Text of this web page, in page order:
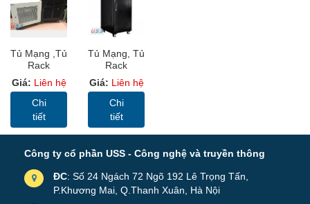
Tủ Mạng ,Tủ
Rack
Cabinet
10U-D600-
USS Rack
10U600
Giá: Liên hệ
Chi
tiết
Tủ Mạng, Tủ
Rack
SYSTEM
CABINET
20U-D1000 -
USS Rack
Giá: Liên hệ
Chi
tiết
Công ty cổ phần USS - Công nghệ và truyền thông
ĐC: Số 24 Ngách 72 Ngõ 192 Lê Trọng Tấn,
P.Khương Mai, Q.Thanh Xuân, Hà Nội